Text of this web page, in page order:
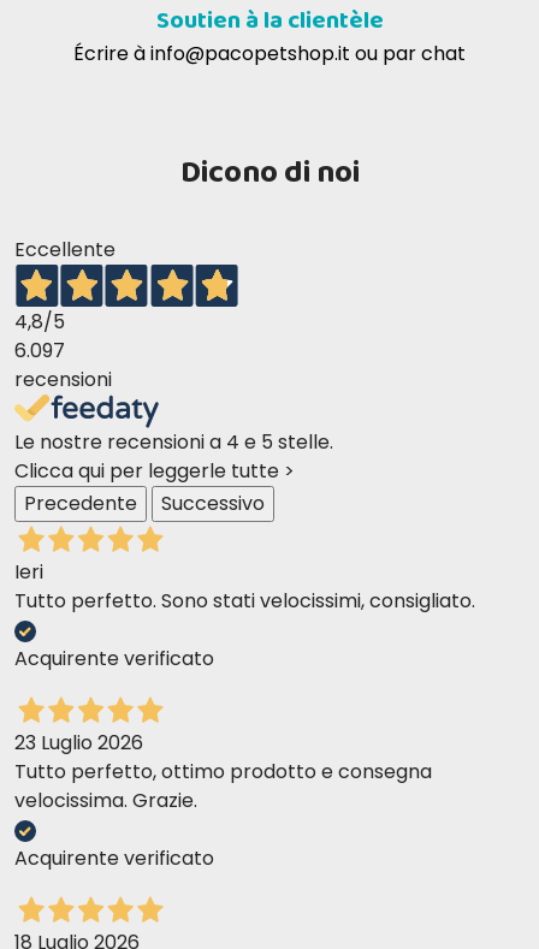
Soutien à la clientèle
Écrire àinfo@pacopetshop.it ou par chat
Dicono di noi
Eccellente
4,8/5
6.097
recensioni
Le nostre recensioni a 4 e 5 stelle.
Clicca qui per leggerle tutte >
Precedente
Successivo
Ieri
Tutto perfetto. Sono stati velocissimi, consigliato.
Acquirente verificato
23 Luglio 2026
Tutto perfetto, ottimo prodotto e consegna
velocissima. Grazie.
Acquirente verificato
18 Luglio 2026